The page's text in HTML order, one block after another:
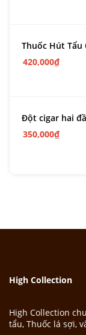
Thuốc Hút Tẩu
420,000₫
Đột cigar hai
350,000₫
High Collection
High Collection
tẩu, Thuốc lá sợi,